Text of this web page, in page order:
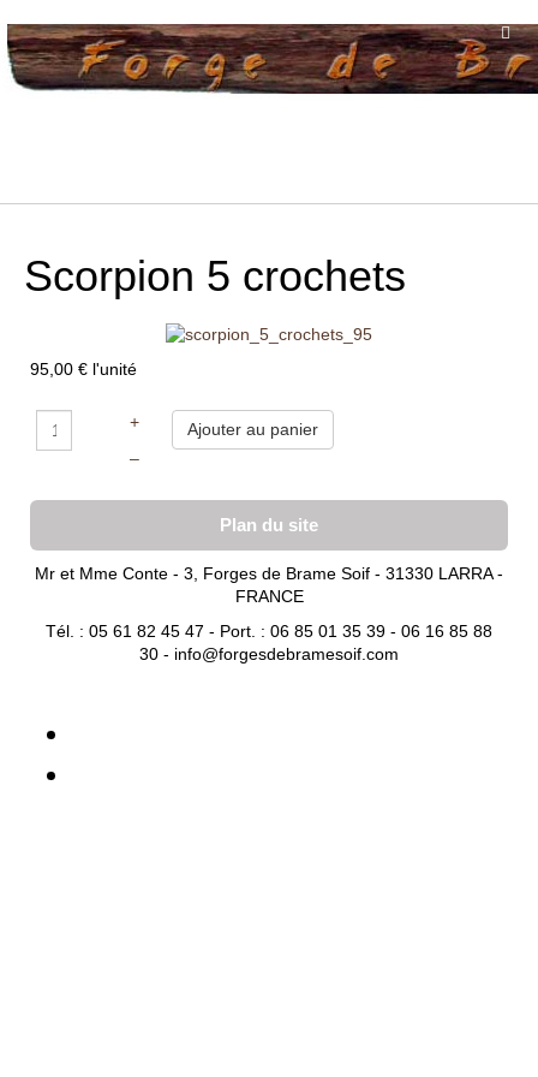
Scorpion 5 crochets
95,00 € l'unité
+
–
Plan du site
Mr et Mme Conte - 3, Forges de Brame Soif - 31330 LARRA -
FRANCE
Tél. : 05 61 82 45 47 - Port. : 06 85 01 35 39 - 06 16 85 88
30 - info@forgesdebramesoif.com